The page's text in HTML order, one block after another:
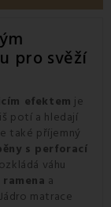
pro svěží
efektem je
potí a hledají
také příjemný
s perforací
váhu
a
Jádro matrace